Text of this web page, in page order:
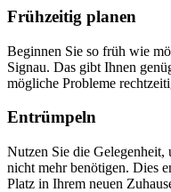
Frühzeitig planen
Beginnen Sie so früh wie
Signau. Das gibt Ihnen
mögliche Probleme
Entrümpeln
Nutzen Sie die
nicht mehr benötigen. Dies
Platz in Ihrem neuen